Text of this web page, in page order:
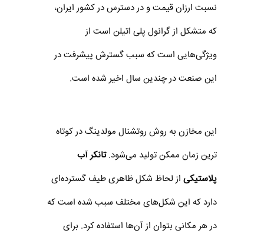
نسبت ارزان قیمت و در دسترس در کشور ایران،
که متشکل از گرانول پلی اتیلن است از
ویژگی‌هایی است که سبب گسترش پیشرفت در
این صنعت در چندین سال اخیر شده است.
این مخازن به روش روتشنال مولدینگ در کوتاه
ترین زمان ممکن تولید می‌شود.تانکر آب
پلاستیکی از لحاظ شکل ظاهری طیف گسترده‌ای
دارد که این شکل‌های مختلف سبب شده است که
در هر مکانی بتوان از آن‌ها استفاده کرد. برای